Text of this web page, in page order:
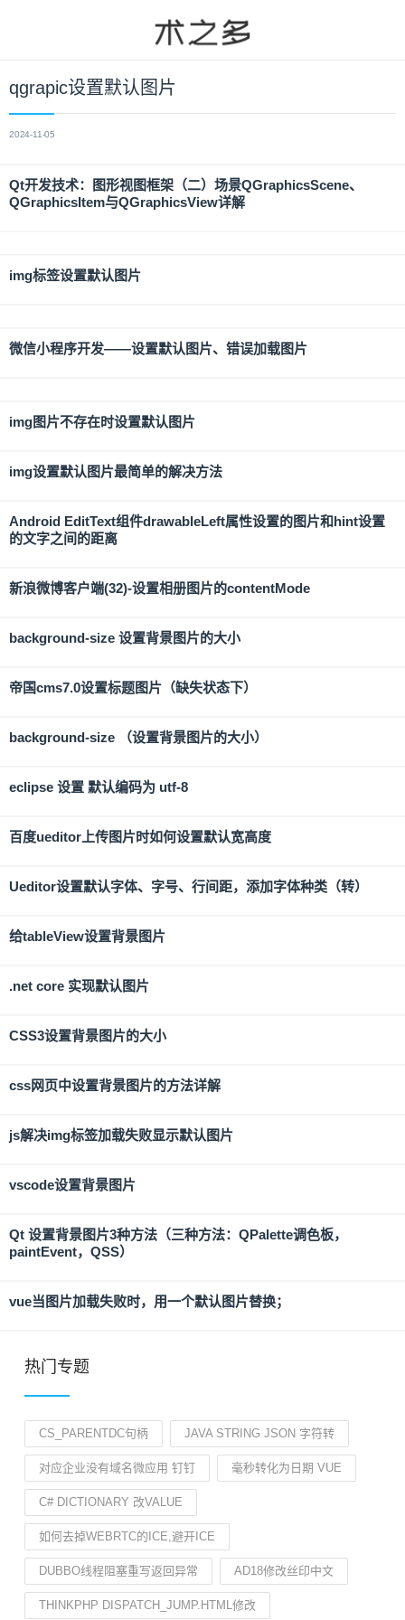
qgrapic设置默认图片
2024-11-05
Qt开发技术：图形视图框架（二）场景QGraphicsScene、
QGraphicsItem与QGraphicsView详解
img标签设置默认图片
微信小程序开发——设置默认图片、错误加载图片
img图片不存在时设置默认图片
img设置默认图片最简单的解决方法
Android EditText组件drawableLeft属性设置的图片和hint设置
的文字之间的距离
新浪微博客户端(32)-设置相册图片的contentMode
background-size 设置背景图片的大小
帝国cms7.0设置标题图片（缺失状态下）
background-size （设置背景图片的大小）
eclipse 设置 默认编码为 utf-8
百度ueditor上传图片时如何设置默认宽高度
Ueditor设置默认字体、字号、行间距，添加字体种类（转）
给tableView设置背景图片
.net core 实现默认图片
CSS3设置背景图片的大小
css网页中设置背景图片的方法详解
js解决img标签加载失败显示默认图片
vscode设置背景图片
Qt 设置背景图片3种方法（三种方法：QPalette调色板，
paintEvent，QSS）
vue当图片加载失败时，用一个默认图片替换；
热门专题
CS_PARENTDC句柄 JAVA STRING JSON 字符转
对应企业没有域名微应用 钉钉 毫秒转化为日期 VUE
C# DICTIONARY 改VALUE
如何去掉WEBRTC的ICE,避开ICE
DUBBO线程阻塞重写返回异常 AD18修改丝印中文
THINKPHP DISPATCH_JUMP.HTML修改